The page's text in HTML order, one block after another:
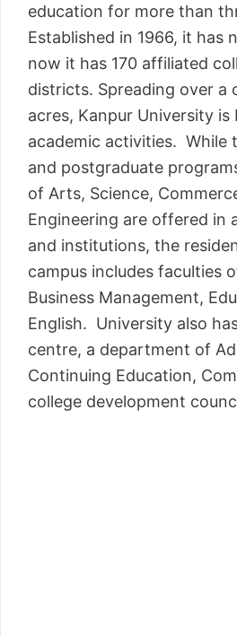
education for more than
Established in 1966, it has
now it has 170 affiliated
districts. Spreading over a
acres, Kanpur University
academic activities. While
and postgraduate
of Arts, Science,
Engineering are offered in
and institutions, the
campus includes faculties
Business Management,
English. University also
centre, a department of
Continuing Education,
college development